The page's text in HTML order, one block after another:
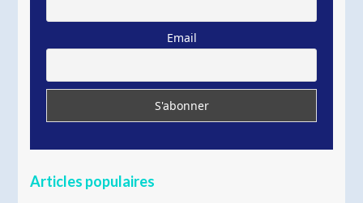
Email
Articles populaires